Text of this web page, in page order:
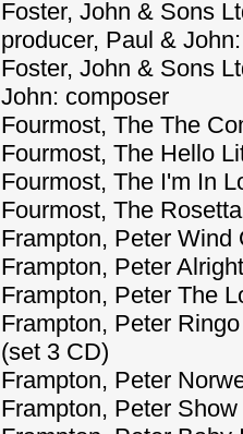
Foster, John & Sons
producer, Paul &
Foster, John & Sons
John: composer
Fourmost, The The
Fourmost, The Hello
Fourmost, The I'm In
Fourmost, The
Frampton, Peter Wind
Frampton, Peter
Frampton, Peter The
Frampton, Peter
(set 3 CD)
Frampton, Peter
Frampton, Peter